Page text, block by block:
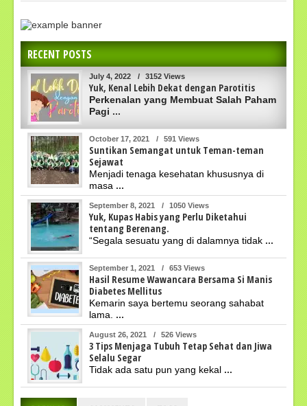
RECENT POSTS
July 4, 2022 / 3152 Views
Yuk, Kenal Lebih Dekat dengan Parotitis
Perkenalan yang Membuat Salah Paham
Pagi ...
October 17, 2021 / 591 Views
Suntikan Semangat untuk Teman-teman
Sejawat
Menjadi tenaga kesehatan khususnya di
masa ...
September 8, 2021 / 1050 Views
Yuk, Kupas Habis yang Perlu Diketahui
tentang Berenang.
“Segala sesuatu yang di dalamnya tidak ...
September 1, 2021 / 653 Views
Hasil Resume Wawancara Bersama Si Manis
Diabetes Mellitus
Kemarin saya bertemu seorang sahabat
lama. ...
August 26, 2021 / 526 Views
3 Tips Menjaga Tubuh Tetap Sehat dan Jiwa
Selalu Segar
Tidak ada satu pun yang kekal ...